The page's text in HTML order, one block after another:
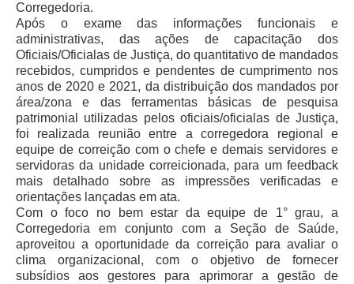
Conexão Inclusiva
Inscrições
Informe de Rendimentos - 2026
Notícias
Todas as Notícias
Buscar Notícias
Comunicados
Campanhas
Galeria de Fotos
Redes Sociais
Corregedoria.
Após o exame das informações funcionais e
administrativas, das ações de capacitação dos
Oficiais/Oficialas de Justiça, do quantitativo de mandados
recebidos, cumpridos e pendentes de cumprimento nos
anos de 2020 e 2021, da distribuição dos mandados por
área/zona e das ferramentas básicas de pesquisa
patrimonial utilizadas pelos oficiais/oficialas de Justiça,
foi realizada reunião entre a corregedora regional e
equipe de correição com o chefe e demais servidores e
servidoras da unidade correicionada, para um feedback
mais detalhado sobre as impressões verificadas e
orientações lançadas em ata.
Com o foco no bem estar da equipe de 1° grau, a
Corregedoria em conjunto com a Seção de Saúde,
aproveitou a oportunidade da correição para avaliar o
clima organizacional, com o objetivo de fornecer
subsídios aos gestores para aprimorar a gestão de